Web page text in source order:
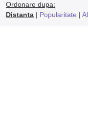
Ordonare dupa:
Distanta| Popularitate |